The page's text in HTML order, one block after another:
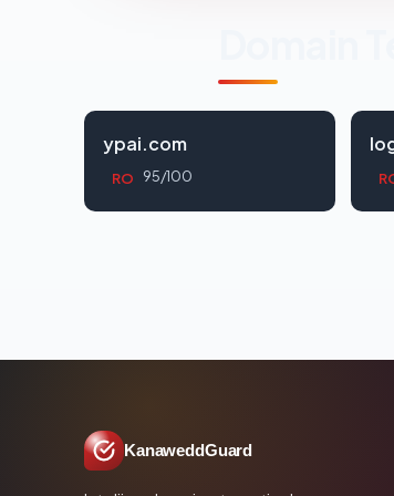
ypai.com
RO 95/100
KanaweddGuard